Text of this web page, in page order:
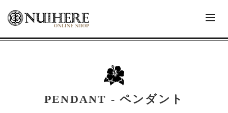
PENDANT - ペンダント